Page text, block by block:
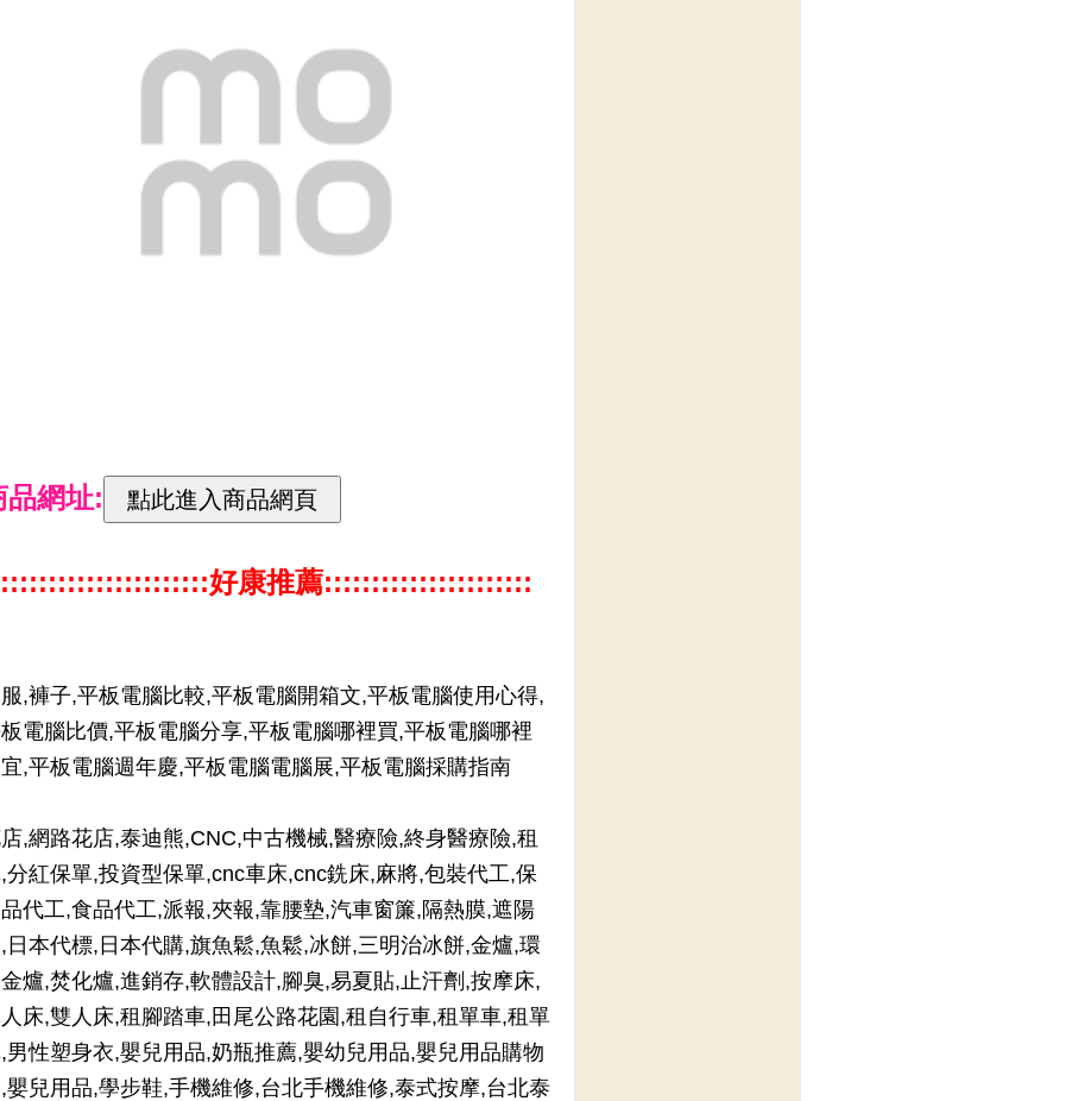
品網址:
::::::::::::::::::::::好康推薦::::::::::::::::::::::
,褲子,平板電腦比較,平板電腦開箱文,平板電腦使用心得,
電腦比價,平板電腦分享,平板電腦哪裡買,平板電腦哪裡
,平板電腦週年慶,平板電腦電腦展,平板電腦採購指南
,網路花店,泰迪熊,CNC,中古機械,醫療險,終身醫療險,租
分紅保單,投資型保單,cnc車床,cnc銑床,麻將,包裝代工,保
代工,食品代工,派報,夾報,靠腰墊,汽車窗簾,隔熱膜,遮陽
日本代標,日本代購,旗魚鬆,魚鬆,冰餅,三明治冰餅,金爐,環
爐,焚化爐,進銷存,軟體設計,腳臭,易夏貼,止汗劑,按摩床,
床,雙人床,租腳踏車,田尾公路花園,租自行車,租單車,租單
男性塑身衣,嬰兒用品,奶瓶推薦,嬰幼兒用品,嬰兒用品購物
嬰兒用品,學步鞋,手機維修,台北手機維修,泰式按摩,台北泰